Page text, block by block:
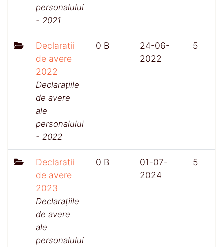
personalului
- 2021
Declaratii
de avere
2022
Declarațiile
de avere
ale
personalului
- 2022
0 B
24-06-
2022
5
Declaratii
de avere
2023
Declarațiile
de avere
ale
personalului
0 B
01-07-
2024
5